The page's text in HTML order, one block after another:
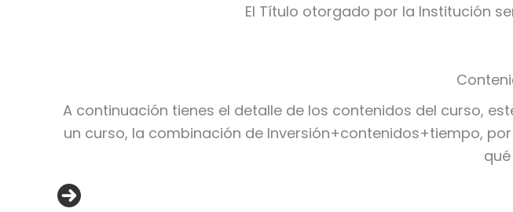
El Título otorgado por la Institución
A continuación tienes el detalle de los contenidos del curso,
un curso, la combinación de Inversión+contenidos+tiempo,